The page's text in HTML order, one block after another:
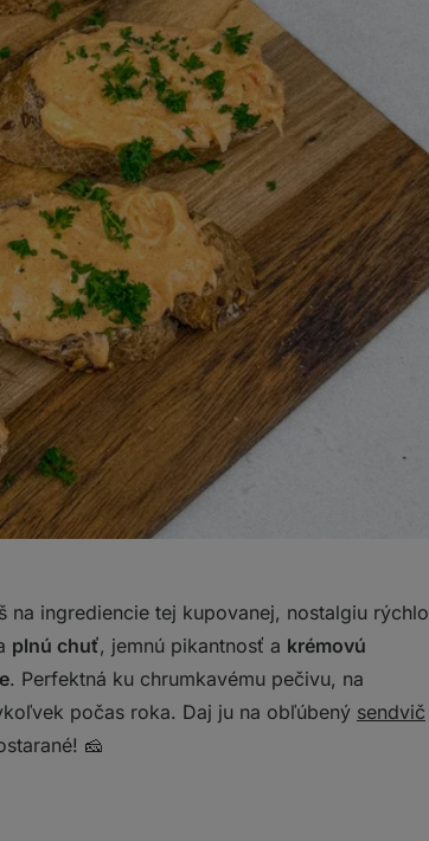
ingrediencie tej kupovanej, nostalgiu rýchlo
plnú chuť, jemnú pikantnosť a krémovú
. Perfektná ku chrumkavému pečivu, na
počas roka. Daj ju na obľúbený sendvič
🧀